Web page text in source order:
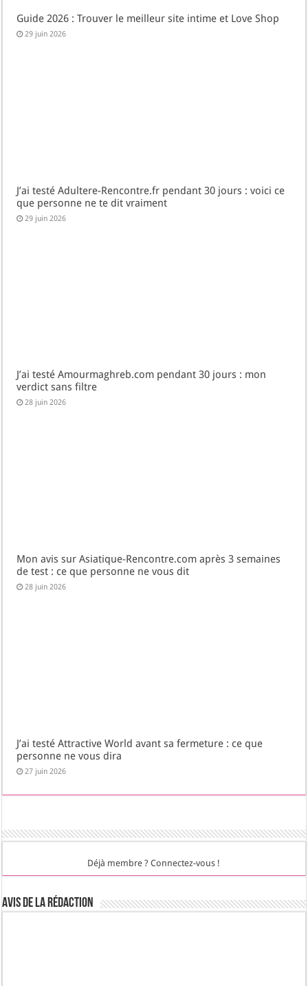
Guide 2026 : Trouver le meilleur site intime et Love Shop
29 juin 2026
J’ai testé Adultere-Rencontre.fr pendant 30 jours : voici ce
que personne ne te dit vraiment
29 juin 2026
J’ai testé Amourmaghreb.com pendant 30 jours : mon
verdict sans filtre
28 juin 2026
Mon avis sur Asiatique-Rencontre.com après 3 semaines
de test : ce que personne ne vous dit
28 juin 2026
J’ai testé Attractive World avant sa fermeture : ce que
personne ne vous dira
27 juin 2026
Déjà membre ? Connectez-vous !
Avis de la rédaction